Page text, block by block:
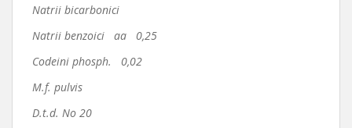
Natrii bicarbonici
Natrii benzoici aa 0,25
Codeini phosph. 0,02
M.f. pulvis
D.t.d. No 20